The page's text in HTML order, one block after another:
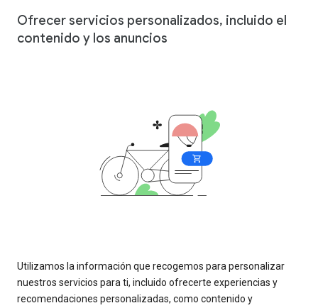
Ofrecer servicios personalizados, incluido el
contenido y los anuncios
Utilizamos la información que recogemos para personalizar
nuestros servicios para ti, incluido ofrecerte experiencias y
recomendaciones personalizadas, como contenido y